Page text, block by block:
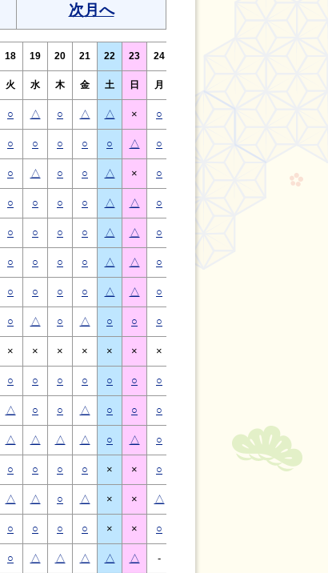
次月へ
18 19 20 21 22 23 24
火 水 木 金 土 日 月
○ △ ○ △ △ × ○
○ ○ ○ ○ ○ △ ○ ○
○ △ ○ ○ △ × ○
○ ○ ○ ○ △ △ ○
○ ○ ○ ○ △ △ ○
○ ○ ○ ○ △ △ ○
○ ○ ○ ○ △ △ ○
○ △ ○ △ ○ ○ ○
× × × × × × ×
○ ○ ○ ○ ○ ○ ○
△ ○ ○ △ ○ ○ ○
△ △ △ △ ○ △ ○ △ △ ○
○ ○ ○ ○ × × ○ ×
△ △ ○ △ × × △
○ ○ ○ ○ × × ○
○ △ △ △ △ △ -